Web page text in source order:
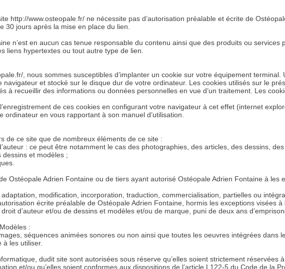
http://www.osteopale.fr/ ne nécessite pas d’autorisation préalable et écrite de
30 jours après la mise en place du lien.
n’est en aucun cas tenue responsable du contenu ainsi que des produits ou services
liens hypertextes ou tout autre type de lien.
, nous sommes susceptibles d’implanter un cookie sur votre équipement
et stocké sur le disque dur de votre ordinateur. Les cookies utilisés sur le
à recueillir des informations ou données personnelles en vue d’un traitement. Les
de ces cookies en configurant votre navigateur à cet effet (internet
en vous rapportant à son manuel d’utilisation.
de ce site que de nombreux éléments de ce site :
: ce peut être notamment le cas des photographies, des articles, des dessins,
et modèles ;
Ostéopale Adrien Fontaine ou de tiers ayant autorisé Ostéopale Adrien Fontaine à les
modification, incorporation, traduction, commercialisation, partielles ou
écrite préalable de Ostéopale Adrien Fontaine, hormis les exceptions visées
d’auteur et/ou de dessins et modèles et/ou de marque, puni de deux ans
:
séquences animées sonores ou non ainsi que toutes les oeuvres intégrées
les utiliser.
dudit site sont autorisées sous réserve qu’elles soient strictement réservées
et/ou qu’elles soient conformes aux dispositions de l’article L122-5 du Code de la